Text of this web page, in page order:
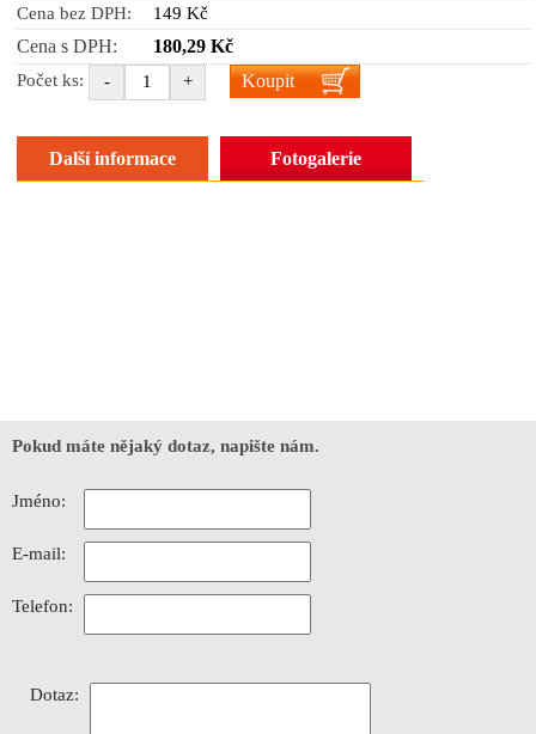
Cena bez DPH:
149 Kč
Cena s DPH: 180,29 Kč
Počet ks: - + Koupit
Další informace Fotogalerie
Pokud máte nějaký dotaz, napište nám.
Jméno:
E-mail:
Telefon:
Dotaz: